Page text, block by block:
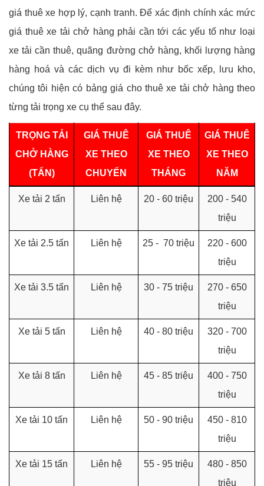
giá thuê xe hợp lý, cạnh tranh. Để xác định chính xác mức
giá thuê xe tải chở hàng phải cần tới các yếu tố như loại
xe tải cần thuê, quãng đường chở hàng, khối lượng hàng
hàng hoá và các dịch vụ đi kèm như bốc xếp, lưu kho,
chúng tôi hiện có bảng giá cho thuê xe tải chở hàng theo
từng tải trọng xe cụ thể sau đây.
TRỌNG TẢI
CHỞ HÀNG
(TẤN)
GIÁ THUÊ
XE THEO
CHUYẾN
GIÁ THUÊ
XE THEO
THÁNG
GIÁ THUÊ
XE THEO
NĂM
Xe tải 2 tấn Liên hệ 20 - 60 triệu
200 - 540
triệu
Xe tải 2.5 tấn Liên hệ 25 - 70 triệu
220 - 600
triệu
Xe tải 3.5 tấn Liên hệ 30 - 75 triệu
270 - 650
triệu
Xe tải 5 tấn Liên hệ 40 - 80 triệu
320 - 700
triệu
Xe tải 8 tấn Liên hệ 45 - 85 triệu
400 - 750
triệu
Xe tải 10 tấn Liên hệ 50 - 90 triệu
450 - 810
triệu
Xe tải 15 tấn Liên hệ 55 - 95 triệu
480 - 850
triệu